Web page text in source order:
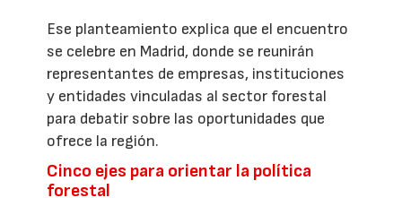
Ese planteamiento explica que el encuentro
se celebre en Madrid, donde se reunirán
representantes de empresas, instituciones
y entidades vinculadas al sector forestal
para debatir sobre las oportunidades que
ofrece la región.
Cinco ejes para orientar la política
forestal